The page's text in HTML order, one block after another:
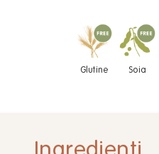
Glutine Soia